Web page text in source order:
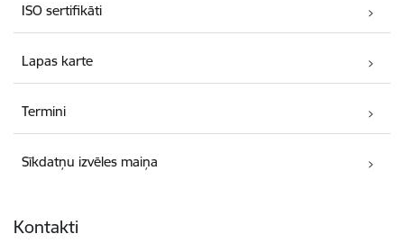
ISO sertifikāti
Lapas karte
Termini
Sīkdatņu izvēles maiņa
Kontakti